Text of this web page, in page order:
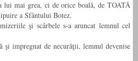
lui mai grea, ci de orice boală, de TOATĂ
a Sfântului Botez.
şi scârbele s-a aruncat lemnul cel
şi impregnat de necurăţii, lemnul devenise